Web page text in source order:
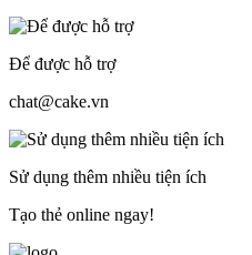
Để được hỗ trợ
chat@cake.vn
Sử dụng thêm nhiều tiện ích
Tạo thẻ online ngay!